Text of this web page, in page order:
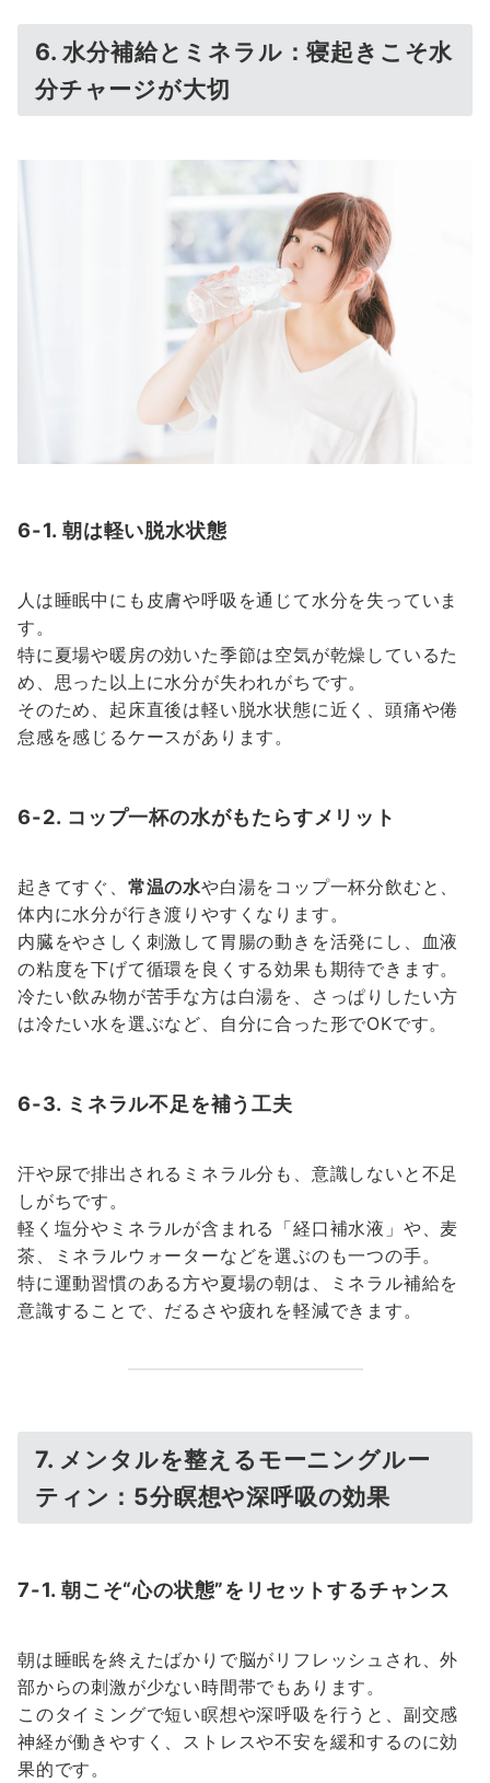
6. 水分補給とミネラル：寝起きこそ水
分チャージが大切
6-1. 朝は軽い脱水状態
人は睡眠中にも皮膚や呼吸を通じて水分を失っていま
す。
特に夏場や暖房の効いた季節は空気が乾燥しているた
め、思った以上に水分が失われがちです。
そのため、起床直後は軽い脱水状態に近く、頭痛や倦
怠感を感じるケースがあります。
6-2. コップ一杯の水がもたらすメリット
起きてすぐ、 常温の水や白湯をコップ一杯分飲むと、
体内に水分が行き渡りやすくなります。
内臓をやさしく刺激して胃腸の動きを活発にし、血液
の粘度を下げて循環を良くする効果も期待できます。
冷たい飲み物が苦手な方は白湯を、さっぱりしたい方
は冷たい水を選ぶなど、自分に合った形でOKです。
6-3. ミネラル不足を補う工夫
汗や尿で排出されるミネラル分も、意識しないと不足
しがちです。
軽く塩分やミネラルが含まれる「経口補水液」や、麦
茶、ミネラルウォーターなどを選ぶのも一つの手。
特に運動習慣のある方や夏場の朝は、ミネラル補給を
意識することで、だるさや疲れを軽減できます。
7. メンタルを整えるモーニングルー
ティン：5分瞑想や深呼吸の効果
7-1. 朝こそ“心の状態”をリセットするチャンス
朝は睡眠を終えたばかりで脳がリフレッシュされ、外
部からの刺激が少ない時間帯でもあります。
このタイミングで短い瞑想や深呼吸を行うと、副交感
神経が働きやすく、ストレスや不安を緩和するのに効
果的です。